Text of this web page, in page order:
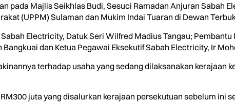
pada Majlis Seikhlas Budi, Sesuci Ramadan Anjuran Sabah
(UPPM) Sulaman dan Mukim Indai Tuaran di Dewan
Electricity, Datuk Seri Wilfred Madius Tangau;
dan Ketua Pegawai Eksekutif Sabah Electricity, Ir
terhadap usaha yang sedang dilaksanakan kerajaan
juta yang disalurkan kerajaan persekutuan sebelum ini